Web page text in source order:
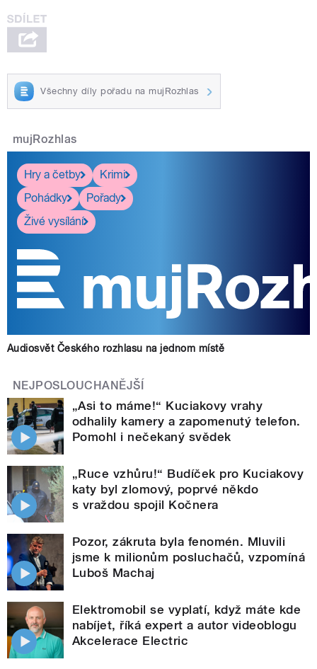
Všechny díly pořadu na mujRozhlas
mujRozhlas
Hry a četby
Krimi
Pohádky
Pořady
Živé vysílání
Audiosvět Českého rozhlasu na jednom místě
NEJPOSLOUCHANĚJŠÍ
„Asi to máme!“ Kuciakovy vrahy
odhalily kamery a zapomenutý telefon.
Pomohl i nečekaný svědek
„Ruce vzhůru!“ Budíček pro Kuciakovy
katy byl zlomový, poprvé někdo
s vraždou spojil Kočnera
Pozor, zákruta byla fenomén. Mluvili
jsme k milionům posluchačů, vzpomíná
Luboš Machaj
Elektromobil se vyplatí, když máte kde
nabíjet, říká expert a autor videoblogu
Akcelerace Electric